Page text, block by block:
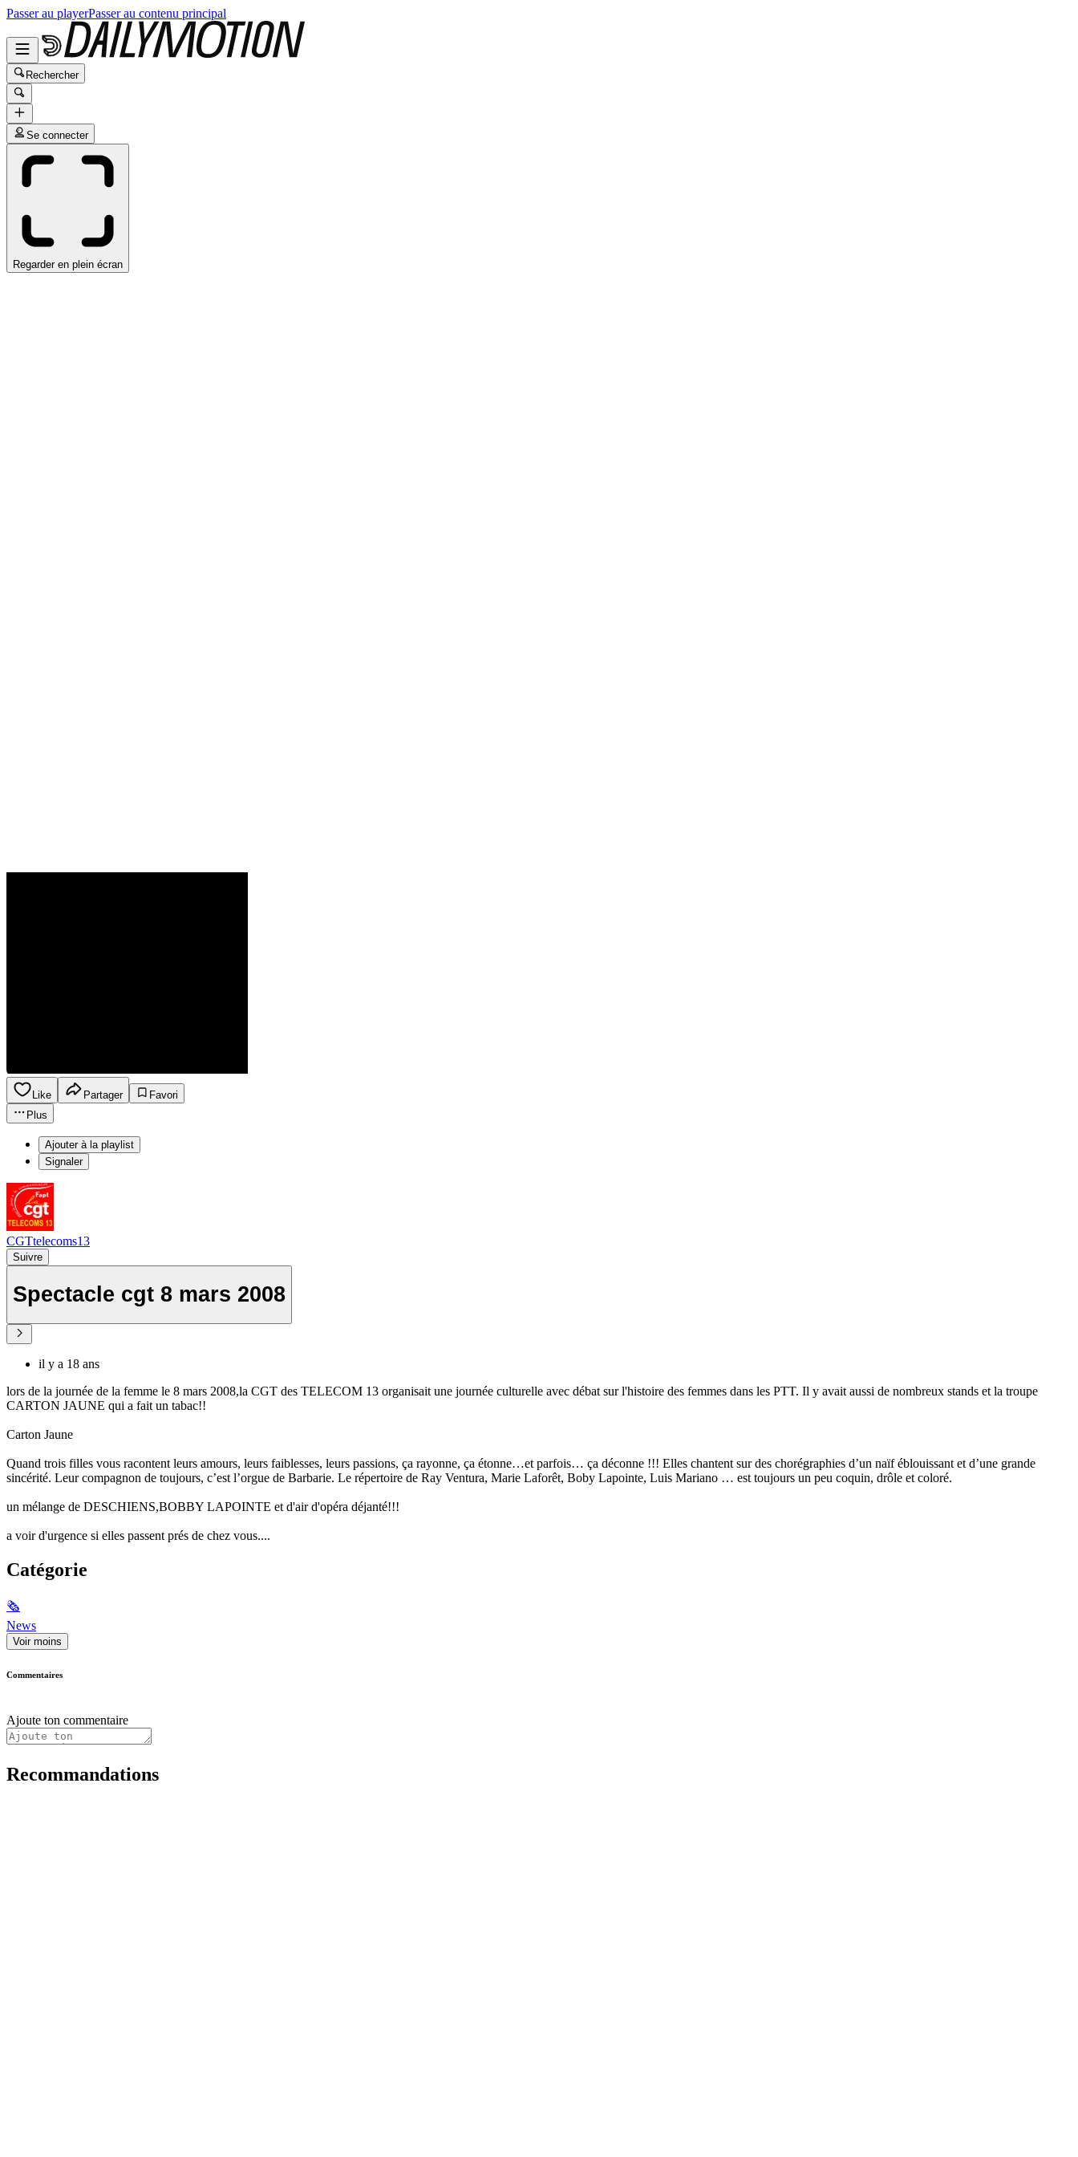
Passer au playerPasser au contenu principal
Rechercher
Se connecter
Regarder en plein écran
Like Partager
Favori
Plus
Ajouter à la playlist
Signaler
CGTtelecoms13
Suivre
Spectacle cgt 8 mars 2008
il y a 18 ans
lors de la journée de la femme le 8 mars 2008,la CGT des TELECOM 13 organisait une journée culturelle avec débat sur l'histoire des femmes dans les PTT. Il y avait aussi de nombreux stands et la troupe
CARTON JAUNE qui a fait un tabac!!
Carton Jaune
Quand trois filles vous racontent leurs amours, leurs faiblesses, leurs passions, ça rayonne, ça étonne…et parfois… ça déconne !!! Elles chantent sur des chorégraphies d’un naïf éblouissant et d’une grande
sincérité. Leur compagnon de toujours, c’est l’orgue de Barbarie. Le répertoire de Ray Ventura, Marie Laforêt, Boby Lapointe, Luis Mariano … est toujours un peu coquin, drôle et coloré.
un mélange de DESCHIENS,BOBBY LAPOINTE et d'air d'opéra déjanté!!!
a voir d'urgence si elles passent prés de chez vous....
Catégorie
🗞
News
Voir moins
Commentaires
Ajoute ton commentaire
Recommandations